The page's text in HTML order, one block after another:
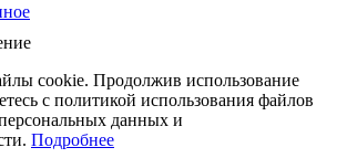
cookie. Продолжив использование
с политикой использования файлов
данных и
Подробнее